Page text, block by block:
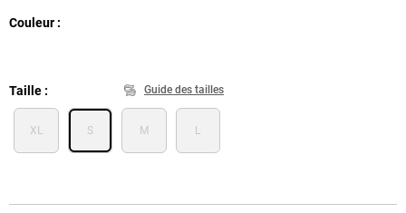
Couleur
Taille Guide des tailles
XL S M L